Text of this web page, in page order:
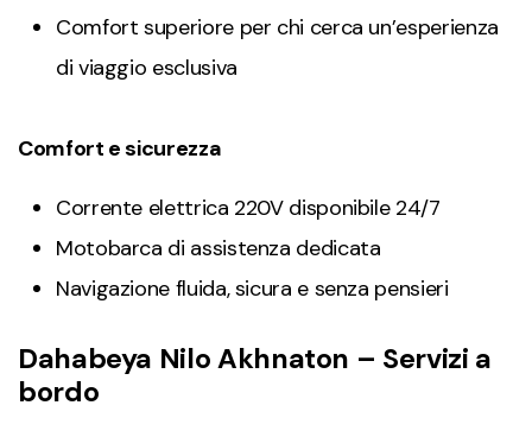
Comfort superiore per chi cerca un’esperienza
di viaggio esclusiva
Comfort e sicurezza
Corrente elettrica 220V disponibile 24/7
Motobarca di assistenza dedicata
Navigazione fluida, sicura e senza pensieri
Dahabeya Nilo Akhnaton – Servizi a
bordo